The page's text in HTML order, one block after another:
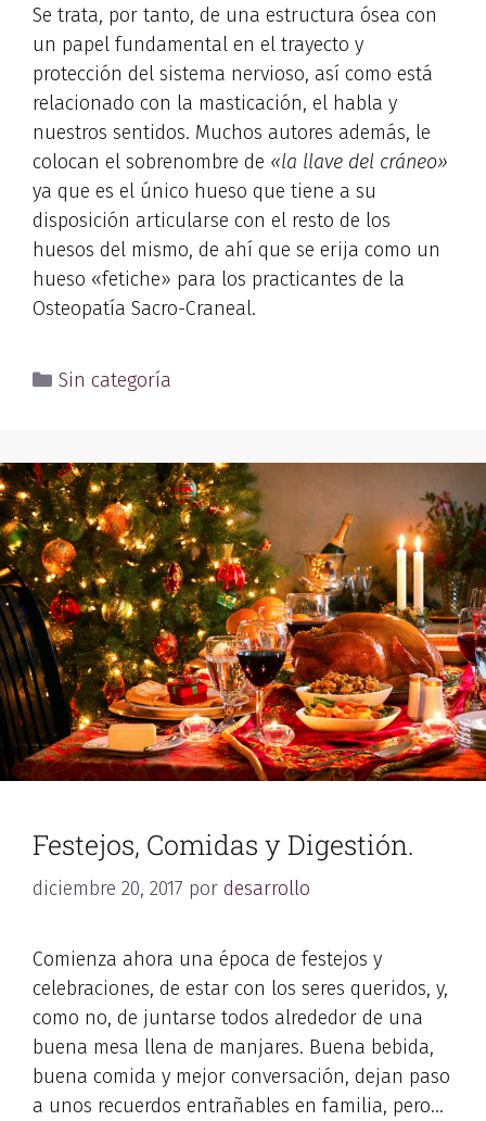
Se trata, por tanto, de una estructura ósea con
un papel fundamental en el trayecto y
protección del sistema nervioso, así como está
relacionado con la masticación, el habla y
nuestros sentidos. Muchos autores además, le
colocan el sobrenombre de «la llave del cráneo»
ya que es el único hueso que tiene a su
disposición articularse con el resto de los
huesos del mismo, de ahí que se erija como un
hueso «fetiche» para los practicantes de la
Osteopatía Sacro-Craneal.
Sin categoría
Festejos, Comidas y Digestión.
diciembre 20, 2017 por desarrollo
Comienza ahora una época de festejos y
celebraciones, de estar con los seres queridos, y,
como no, de juntarse todos alrededor de una
buena mesa llena de manjares. Buena bebida,
buena comida y mejor conversación, dejan paso
a unos recuerdos entrañables en familia, pero…